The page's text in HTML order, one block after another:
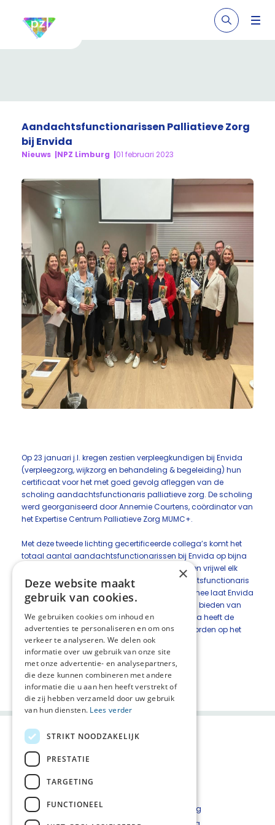
Aandachtsfunctionarissen Palliatieve Zorg
bij Envida
Nieuws NPZ Limburg 01 februari 2023
Op 23 januari j.l. kregen zestien verpleegkundigen bij Envida
(verpleegzorg, wijkzorg en behandeling & begeleiding) hun
certificaat voor het met goed gevolg afleggen van de
scholing aandachtsfunctionaris palliatieve zorg. De scholing
werd georganiseerd door Annemie Courtens, coördinator van
het Expertise Centrum Palliatieve Zorg MUMC+.
Met deze tweede lichting gecertificeerde collega’s komt het
totaal aantal aandachtsfunctionarissen bij Envida op bijna
40. Genoeg om binnen elk woonzorgcentrum en vrijwel elk
wijkteam en vakgroep minimaal één aandachtsfunctionaris
palliatieve zorg ter beschikking te hebben. Hiermee laat Envida
zien dat het veel waarde hecht aan het kunnen bieden van
kwalitatief goede palliatieve zorg. Sterker, Envida heeft de
ambitie om in Zuid-Limburg een autoriteit te worden op het
gebied van palliatieve zorg.
Lees meer.
Deel deze pagina:
Contact
Privacyverklaring
×
Deze website maakt
gebruik van cookies.
We gebruiken cookies om inhoud en
advertenties te personaliseren en om ons
verkeer te analyseren. We delen ook
informatie over uw gebruik van onze site
met onze advertentie- en analysepartners,
die deze kunnen combineren met andere
informatie die u aan hen heeft verstrekt of
die zij hebben verzameld door uw gebruik
van hun diensten. Lees verder
STRIKT NOODZAKELIJK
PRESTATIE
TARGETING
FUNCTIONEEL